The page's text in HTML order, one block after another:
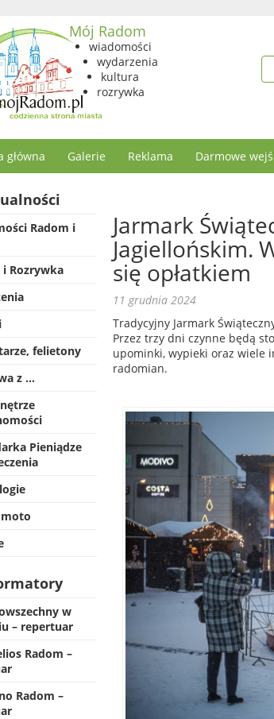
Mój Radom
wiadomości
wydarzenia
kultura
rozrywka
główna Galerie Reklama Darmowe
Radom i
Rozrywka
felietony
z …
Pieniądze
w
– repertuar
Radom –
Radom –
Jarmark
Jagiellońskim.
się opłatkiem
11 grudnia 2024
Tradycyjny Jarmark
Przez trzy dni czynne będą
upominki, wypieki oraz wiele
radomian.